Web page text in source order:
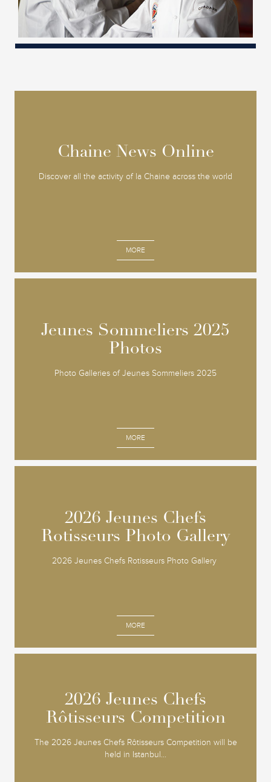
Chaine News Online
Discover all the activity of la Chaine across the world
MORE
Chaine News Online
Jeunes Sommeliers 2025
Photos
Photo Galleries of Jeunes Sommeliers 2025
MORE
Jeunes Sommeliers 2025
Photos
2026 Jeunes Chefs
Rotisseurs Photo Gallery
2026 Jeunes Chefs Rotisseurs Photo Gallery
MORE
2026 Jeunes Chefs
Rotisseurs Photo Gallery
2026 Jeunes Chefs
Rôtisseurs Competition
The 2026 Jeunes Chefs Rôtisseurs Competition will be
held in Istanbul...
2026 Jeunes Chefs
Rôtisseurs Competition